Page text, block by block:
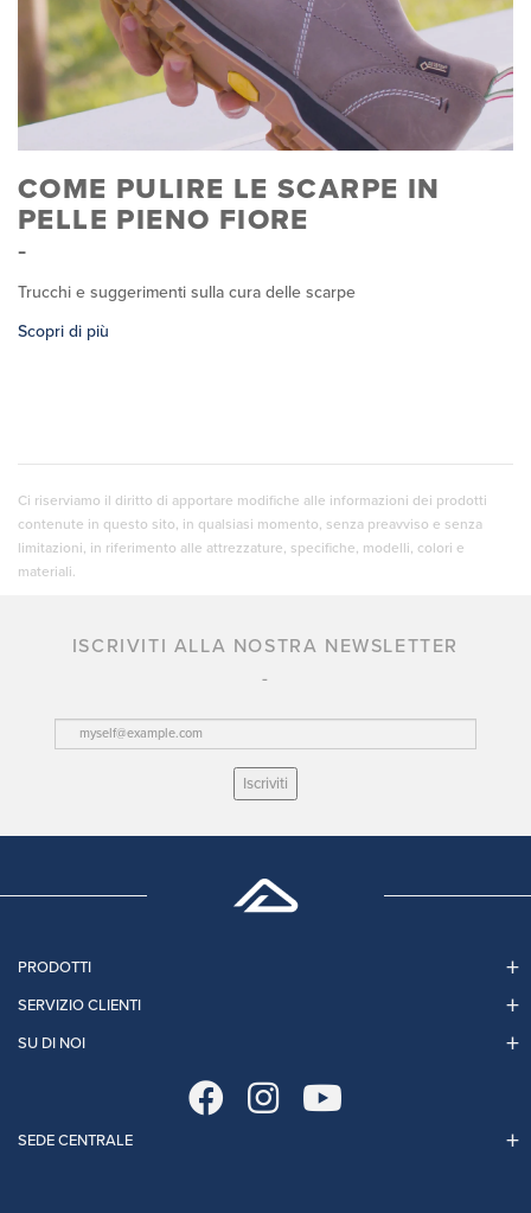
COME PULIRE LE SCARPE IN
PELLE PIENO FIORE
Trucchi e suggerimenti sulla cura delle scarpe
Scopri di più
Ci riserviamo il diritto di apportare modifiche alle informazioni dei prodotti
contenute in questo sito, in qualsiasi momento, senza preavviso e senza
limitazioni, in riferimento alle attrezzature, specifiche, modelli, colori e
materiali.
ISCRIVITI ALLA NOSTRA NEWSLETTER
Iscriviti
PRODOTTI
SERVIZIO CLIENTI
SU DI NOI
SEDE CENTRALE